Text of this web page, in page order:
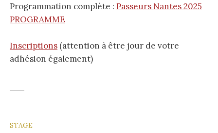
Programmation complète : Passeurs Nantes 2025
PROGRAMME
Inscriptions (attention à être jour de votre
adhésion également)
STAGE